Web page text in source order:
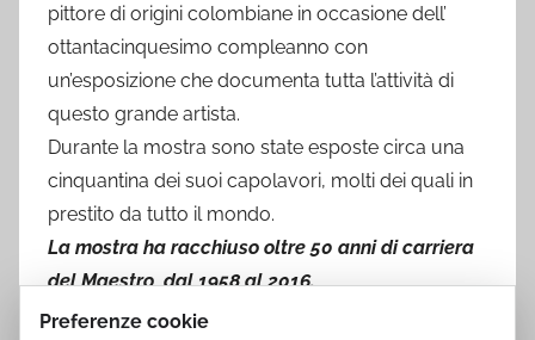
pittore di origini colombiane in occasione dell’
ottantacinquesimo compleanno con
un’esposizione che documenta tutta l’attività di
questo grande artista.
Durante la mostra sono state esposte circa una
cinquantina dei suoi capolavori, molti dei quali in
prestito da tutto il mondo.
La mostra ha racchiuso oltre 50 anni di carriera
del Maestro, dal 1958 al 2016.
Preferenze cookie